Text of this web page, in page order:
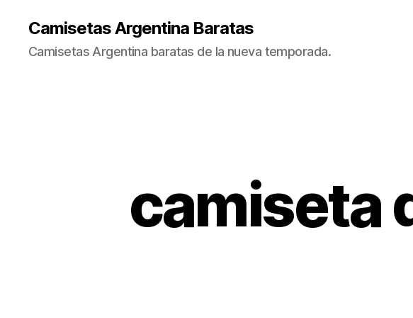
Camisetas Argentina Baratas
Camisetas Argentina baratas de la nueva temporada.
camiseta